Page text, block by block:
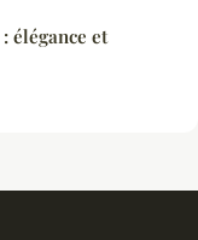
élégance et